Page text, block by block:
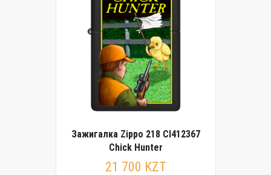
Зажигалка Zippo 218 CI412367
Chick Hunter
21 700 KZT